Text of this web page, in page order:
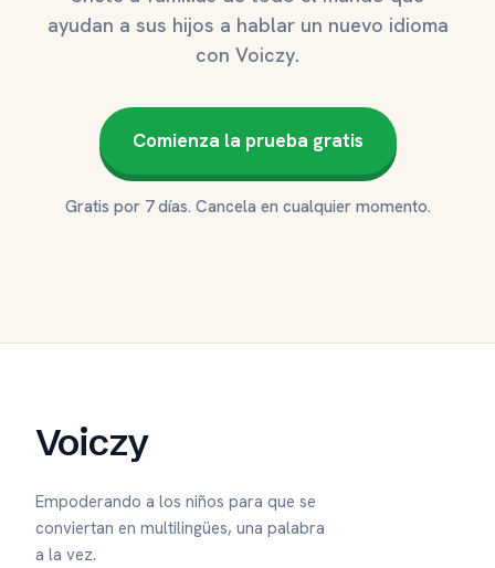
ayudan a sus hijos a hablar un nuevo idioma
con Voiczy.
Comienza la prueba gratis
Gratis por 7 días. Cancela en cualquier momento.
Voiczy
Empoderando a los niños para que se
conviertan en multilingües, una palabra
a la vez.